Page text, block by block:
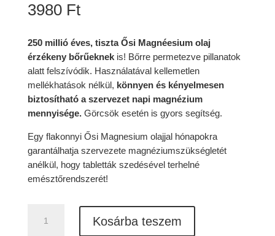
3980 Ft
250 millió éves, tiszta Ősi Magnéesium olaj
érzékeny bőrűeknekis! Bőrre permetezve pillanatok
alatt felszívódik. Használatával kellemetlen
mellékhatások nélkül, könnyen és kényelmesen
biztosítható a szervezet napi magnézium
mennyisége.Görcsök esetén is gyors segítség.
Egy flakonnyi Ősi Magnesium olajjal hónapokra
garantálhatja szervezete magnéziumszükségletét
anélkül, hogy tabletták szedésével terhelné
emésztőrendszerét!
ŐSIMAGNESIUM
Magnézium
Kosárba teszem